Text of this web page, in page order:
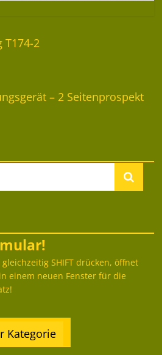
T174-2
– 2 Seitenprospekt
SHIFT drücken, öffnet
einem neuen Fenster für die
Kategorie